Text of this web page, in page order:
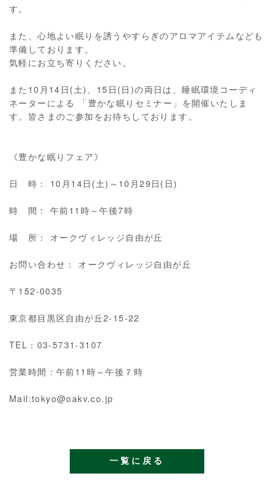
す。
また、心地よい眠りを誘うやすらぎのアロマアイテムなども
準備しております。
気軽にお立ち寄りください。
また10月14日(土)、15日(日)の両日は、睡眠環境コーディ
ネーターによる 「豊かな眠りセミナー」を開催いたしま
す。皆さまのご参加をお待ちしております。
《豊かな眠りフェア》
日 時： 10月14日(土)～10月29日(日)
時 間： 午前11時～午後7時
場 所： オークヴィレッジ自由が丘
お問い合わせ： オークヴィレッジ自由が丘
〒152-0035
東京都目黒区自由が丘2-15-22
TEL：03-5731-3107
営業時間：午前11時～午後７時
Mail:tokyo@oakv.co.jp
一覧に戻る